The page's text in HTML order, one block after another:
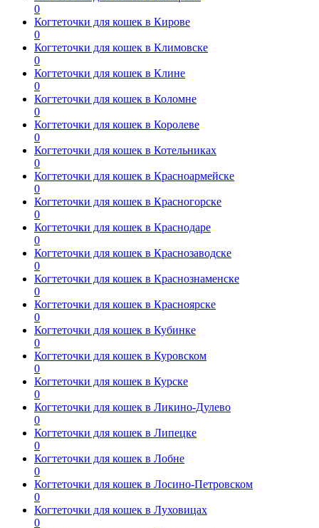
0
Когтеточки для кошек в Кирове
0
Когтеточки для кошек в Климовске
0
Когтеточки для кошек в Клине
0
Когтеточки для кошек в Коломне
0
Когтеточки для кошек в Королеве
0
Когтеточки для кошек в Котельниках
0
Когтеточки для кошек в Красноармейске
0
Когтеточки для кошек в Красногорске
0
Когтеточки для кошек в Краснодаре
0
Когтеточки для кошек в Краснозаводске
0
Когтеточки для кошек в Краснознаменске
0
Когтеточки для кошек в Красноярске
0
Когтеточки для кошек в Кубинке
0
Когтеточки для кошек в Куровском
0
Когтеточки для кошек в Курске
0
Когтеточки для кошек в Ликино-Дулево
0
Когтеточки для кошек в Липецке
0
Когтеточки для кошек в Лобне
0
Когтеточки для кошек в Лосино-Петровском
0
Когтеточки для кошек в Луховицах
0